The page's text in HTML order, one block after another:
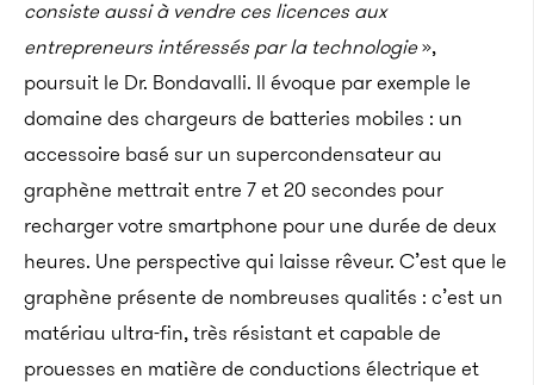
consiste aussi à vendre ces licences aux
entrepreneurs intéressés par la technologie»,
poursuit le Dr. Bondavalli. Il évoque par exemple le
domaine des chargeurs de batteries mobiles : un
accessoire basé sur un supercondensateur au
graphène mettrait entre 7 et 20 secondes pour
recharger votre smartphone pour une durée de deux
heures. Une perspective qui laisse rêveur. C’est que le
graphène présente de nombreuses qualités : c’est un
matériau ultra-fin, très résistant et capable de
prouesses en matière de conductions électrique et